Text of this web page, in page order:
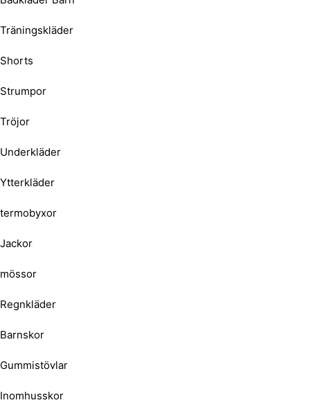
Träningskläder
Shorts
Strumpor
Tröjor
Underkläder
Ytterkläder
termobyxor
Jackor
mössor
Regnkläder
Barnskor
Gummistövlar
Inomhusskor